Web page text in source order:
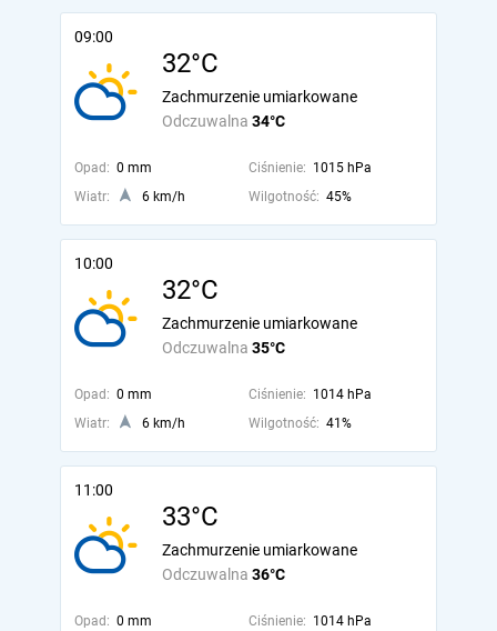
09:00
32°C
Odczuwalna 34°C
Zachmurzenie umiarkowane
Opad: 0 mm Ciśnienie: 1015 hPa
Wiatr:
6 km/h Wilgotność: 45%
10:00
32°C
Odczuwalna 35°C
Zachmurzenie umiarkowane
Opad: 0 mm Ciśnienie: 1014 hPa
Wiatr:
6 km/h Wilgotność: 41%
11:00
33°C
Odczuwalna 36°C
Zachmurzenie umiarkowane
Opad: 0 mm Ciśnienie: 1014 hPa